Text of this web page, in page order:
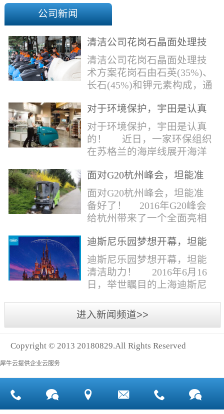
公司新闻
清洁公司花岗石晶面处理技
术方案
清洁公司花岗石晶面处理技
术方案花岗石由石英(35%)、
长石(45%)和钾元素构成，通
含有极少量的方解石，表面
能看出具有矿物颗粒的结晶
体，硬度比大理石硬，硬度
在6.5左右。维护比大理石容
染，花岗石的种类根据石英,
同。清洁公司花岗石晶面处
理技术方案有如下要点：
一、清洁设备、工具石材翻
新机、石材晶面处理机、吸
水吸尘器、吹风机、花岗
石...
对于环境保护，宇田是认真
的！
对于环境保护，宇田是认真
的！ 近日，一家环保组织
在苏格兰的海岸线展开海洋
洋塑料垃圾对英国海洋生物
所带来的影响。他们发现至
少有30个海滩存在塑料污染
的情况。 该组织发动当地
动中，希望以此提高公众对
理想中，大海...
面对G20杭州峰会，坦能准
备好了！
面对G20杭州峰会，坦能准
备好了！ 2016年G20峰会
给杭州带来了一个全面亮相
球国际组织和世界人民检阅
的一次大考。多国元首齐聚
杭州，在欣赏美丽西湖景色
的同事，第一印象就是杭州
览城是本次峰会举办的核心
区域，主要囊括了奥体中
心、国际博览中心、超高层
双塔酒店和地铁上盖物业，
迪斯尼乐园梦想开幕，坦能
清洁助力！
迪斯尼乐园梦想开幕，坦能
清洁助力！ 2016年6月16
日，举世瞩目的上海迪斯尼
奇想花园、探险岛、宝藏
湾、明日世界和梦幻世界，
开神秘面纱。根据迪斯尼官
球接待人数最多的迪斯尼乐
园！ 位于浦东新区川...
进入新闻频道>>
Copyright © 2013 20180829.All Rights Reserved
犀牛云提供企业云服务